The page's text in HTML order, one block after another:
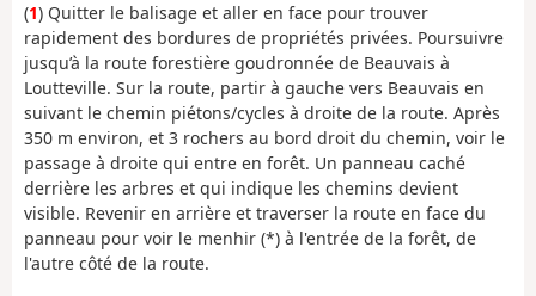
(1) Quitter le balisage et aller en face pour trouver
rapidement des bordures de propriétés privées. Poursuivre
jusqu’à la route forestière goudronnée de Beauvais à
Loutteville. Sur la route, partir à gauche vers Beauvais en
suivant le chemin piétons/cycles à droite de la route. Après
350 m environ, et 3 rochers au bord droit du chemin, voir le
passage à droite qui entre en forêt. Un panneau caché
derrière les arbres et qui indique les chemins devient
visible. Revenir en arrière et traverser la route en face du
panneau pour voir le menhir (*) à l'entrée de la forêt, de
l'autre côté de la route.